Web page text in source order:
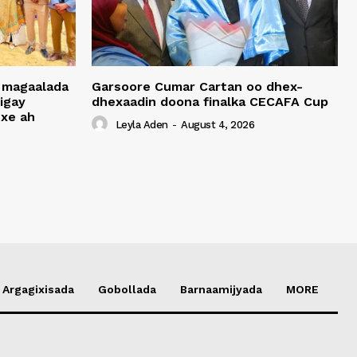
ah
Garsoore Cumar Cartan oo dhex-
dhexaadin doona finalka CECAFA Cup
Leyla Aden - August 4, 2026
Argagixisada Gobollada Barnaamijyada MORE